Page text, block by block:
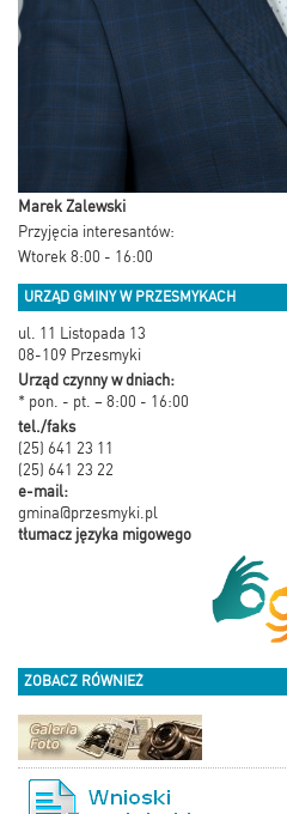
Marek Zalewski
Przyjęcia interesantów:
Wtorek 8:00 - 16:00
URZĄD GMINY W PRZESMYKACH
ul. 11 Listopada 13
08-109 Przesmyki
Urząd czynny w dniach:
* pon. - pt. – 8:00 - 16:00
tel./faks
(25) 641 23 11
(25) 641 23 22
e-mail:
gmina@przesmyki.pl
tłumacz języka migowego
ZOBACZ RÓWNIEŻ